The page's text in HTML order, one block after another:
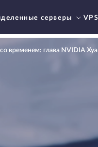
серверы VPS
со временем: глава NVIDIA